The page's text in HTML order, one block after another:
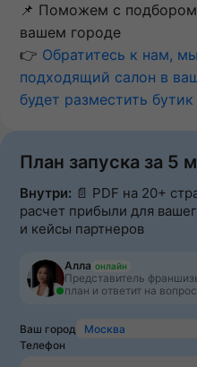
📌 Поможем с
вашем городе
👉 Обратитесь к нам,
подходящий салон в
будет разместить бутик
План запуска за 5
Внутри: 📄 PDF на 20+
расчет прибыли для
и кейсы партнеров
Алла онлайн
Представитель
план и ответит на
Ваш город
Москва
Телефон